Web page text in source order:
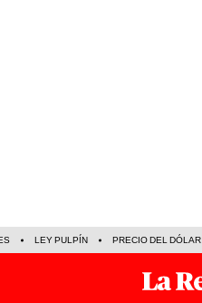
LEY PULPÍN PRECIO DEL DÓLAR